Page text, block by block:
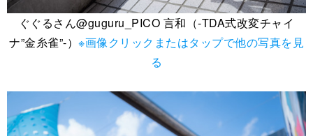
ぐぐるさん@guguru_PICO 言和（-TDA式改変チャイ
ナ”金糸雀”-） ※画像クリックまたはタップで他の写真を見
る